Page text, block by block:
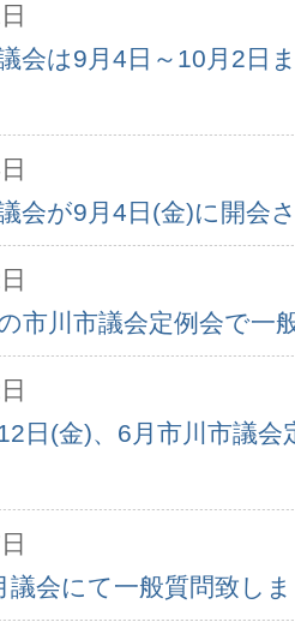
会は9月4日～10月2日
会が9月4日(金)に開会
市川市議会定例会で一
日(金)、6月市川市議
議会にて一般質問致し